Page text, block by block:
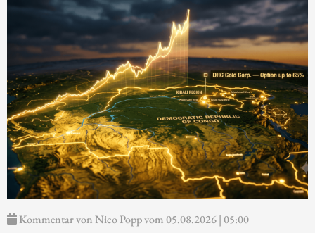
Kommentar von Nico Popp vom 05.08.2026 | 05:00